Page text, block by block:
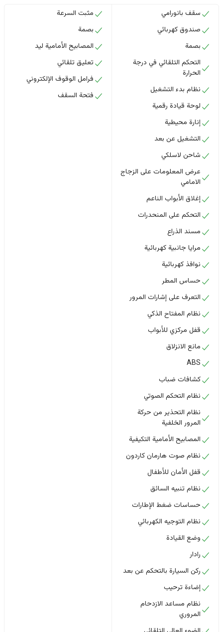
سقف بانورامي
صندوق كهربائي
بصمة
التحكم التلقائي في درجة
الحرارة
نظام بدء التشغيل
لوحة قيادة رقمية
إنارة محيطية
التشغيل عن بعد
شاحن لاسلكي
عرض المعلومات على الزجاج
الامامي
إغلاق الأبواب الناعم
التحكم على المنحدرات
مسند الذراع
مرايا جانبية كهربائية
نوافذ كهربائية
حساس المطر
التعرف على إشارات المرور
نظام المفتاح الذكي
قفل مركزي للأبواب
مانع الانزلاق
ABS
كشافات ضباب
نظام التحكم الصوتي
نظام التحذير من حركة
المرور الخلفية
المصابيح الأمامية التكيفية
نظام صوت هارمان كاردون
قفل الأمان للأطفال
نظام تنبيه السائق
حساسات ضغط الإطارات
نظام التوجيه الكهربائي
وضع القيادة
رادار
ركن السيارة بالتحكم عن بعد
إضاءة ترحيب
نظام مساعد الازدحام
المروري
مثبت السرعة
بصمة
المصابيح الأمامية ليد
تعليق تلقائي
فرامل الوقوف الإلكتروني
فتحة السقف